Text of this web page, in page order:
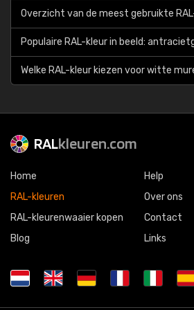
Overzicht van de meest gebruikte
Populaire RAL-kleur in beeld:
Welke RAL-kleur kiezen voor witte
RALkleuren.com
Home
RAL-kleuren
RAL-kleurenwaaier kopen
Blog
Help
Over ons
Contact
Links